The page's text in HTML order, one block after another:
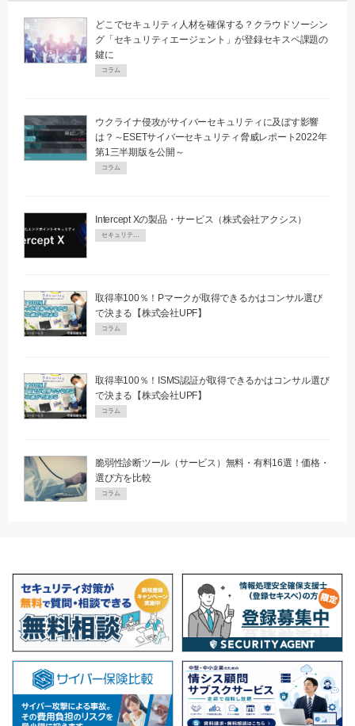
どこでセキュリティ人材を確保する？クラウドソーシン
グ「セキュリティエージェント」が登録セキスペ課題の
鍵に
コラム
ウクライナ侵攻がサイバーセキュリティに及ぼす影響
は？～ESETサイバーセキュリティ脅威レポート2022年
第1三半期版を公開～
コラム
Intercept Xの製品・サービス（株式会社アクシス）
取得率100％！Pマークが取得できるかはコンサル選び
で決まる【株式会社UPF】
コラム
取得率100％！ISMS認証が取得できるかはコンサル選び
で決まる【株式会社UPF】
コラム
脆弱性診断ツール（サービス）無料・有料16選！価格・
選び方を比較
コラム